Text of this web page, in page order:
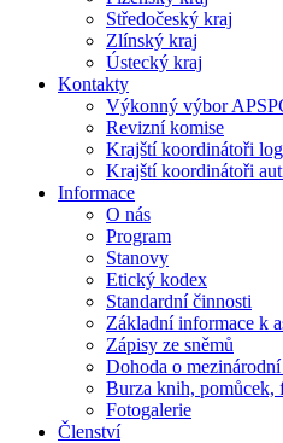
Středočeský kraj
Zlínský kraj
Ústecký kraj
Kontakty
Výkonný výbor
Revizní komise
Krajští koordinátoři
Krajští koordinátoři
Informace
O nás
Program
Stanovy
Etický kodex
Standardní činnosti
Základní informace k
Zápisy ze sněmů
Dohoda o
Burza knih, pomůcek,
Fotogalerie
Členství